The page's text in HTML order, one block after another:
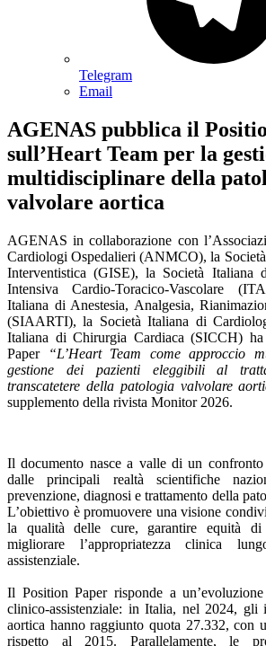
Telegram
Email
AGENAS pubblica il
sull’Heart Team per la
multidisciplinare della
valvolare aortica
AGENAS in collaborazione con
Cardiologi Ospedalieri (ANMCO), la
Interventistica (GISE), la Società Italiana
Intensiva Cardio-Toracico-Vascolare
Italiana di Anestesia, Analgesia,
(SIAARTI), la Società Italiana di
Italiana di Chirurgia Cardiaca (SICCH)
Paper
“L’Heart Team come approccio
gestione dei pazienti eleggibili al
transcatetere della patologia valvolare
supplemento della rivista Monitor 2026.
Il documento nasce a valle di un
dalle principali realtà scientifiche
prevenzione, diagnosi e trattamento della
L’obiettivo è promuovere una visione
la qualità delle cure, garantire equità
migliorare l’appropriatezza clinica
assistenziale.
Il Position Paper risponde a
clinico-assistenziale: in Italia, nel 2024, gli
aortica hanno raggiunto quota 27.332, con
rispetto al 2015. Parallelamente, le